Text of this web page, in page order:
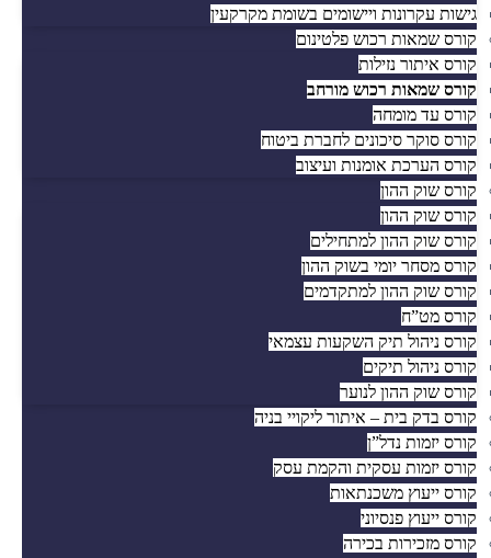
גישות עקרונות ויישומים בשומת מקרקעין
קורס שמאות רכוש פלטינום
קורס איתור נזילות
קורס שמאות רכוש מורחב
קורס עד מומחה
קורס סוקר סיכונים לחברת ביטוח
קורס הערכת אומנות ועיצוב
קורס שוק ההון
קורס שוק ההון
קורס שוק ההון למתחילים
קורס מסחר יומי בשוק ההון
קורס שוק ההון למתקדמים
קורס מט”ח
קורס ניהול תיק השקעות עצמאי
קורס ניהול תיקים
קורס שוק ההון לנוער
קורס בדק בית – איתור ליקויי בניה
קורס יזמות נדל”ן
קורס יזמות עסקית והקמת עסק
קורס ייעוץ משכנתאות
קורס ייעוץ פנסיוני
קורס מזכירות בכירה